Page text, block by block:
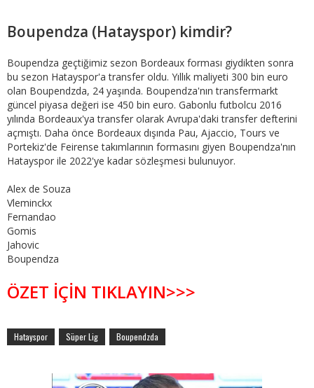
Boupendza (Hatayspor) kimdir?
Boupendza geçtiğimiz sezon Bordeaux forması giydikten sonra
bu sezon Hatayspor'a transfer oldu. Yıllık maliyeti 300 bin euro
olan Boupendzda, 24 yaşında. Boupendza'nın transfermarkt
güncel piyasa değeri ise 450 bin euro. Gabonlu futbolcu 2016
yılında Bordeaux'ya transfer olarak Avrupa'daki transfer defterini
açmıştı. Daha önce Bordeaux dışında Pau, Ajaccio, Tours ve
Portekiz'de Feirense takımlarının formasını giyen Boupendza'nın
Hatayspor ile 2022'ye kadar sözleşmesi bulunuyor.
Alex de Souza
Vleminckx
Fernandao
Gomis
Jahovic
Boupendza
ÖZET İÇİN TIKLAYIN>>>
Hatayspor Süper Lig Boupendzda